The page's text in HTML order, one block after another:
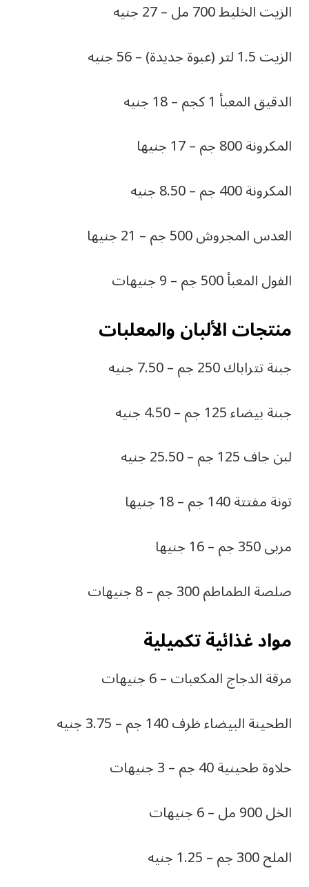
الزيت الخليط 700 مل – 27 جنيه
الزيت 1.5 لتر (عبوة جديدة) – 56 جنيه
الدقيق المعبأ 1 كجم – 18 جنيه
المكرونة 800 جم – 17 جنيها
المكرونة 400 جم – 8.50 جنيه
العدس المجروش 500 جم – 21 جنيها
الفول المعبأ 500 جم – 9 جنيهات
منتجات الألبان والمعلبات
جبنة تتراباك 250 جم – 7.50 جنيه
جبنة بيضاء 125 جم – 4.50 جنيه
لبن جاف 125 جم – 25.50 جنيه
تونة مفتتة 140 جم – 18 جنيها
مربى 350 جم – 16 جنيها
صلصة الطماطم 300 جم – 8 جنيهات
مواد غذائية تكميلية
مرقة الدجاج المكعبات – 6 جنيهات
الطحينة البيضاء ظرف 140 جم – 3.75 جنيه
حلاوة طحينية 40 جم – 3 جنيهات
الخل 900 مل – 6 جنيهات
الملح 300 جم – 1.25 جنيه